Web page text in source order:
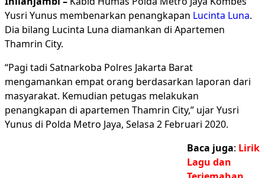
Yusri Yunus membenarkan penangkapan Lucinta Luna.
Dia bilang Lucinta Luna diamankan di Apartemen
Thamrin City.
“Pagi tadi Satnarkoba Polres Jakarta Barat
mengamankan empat orang berdasarkan laporan dari
masyarakat. Kemudian petugas melakukan
penangkapan di apartemen Thamrin City,” ujar Yusri
Yunus di Polda Metro Jaya, Selasa 2 Februari 2020.
Baca juga: Lirik
Lagu dan